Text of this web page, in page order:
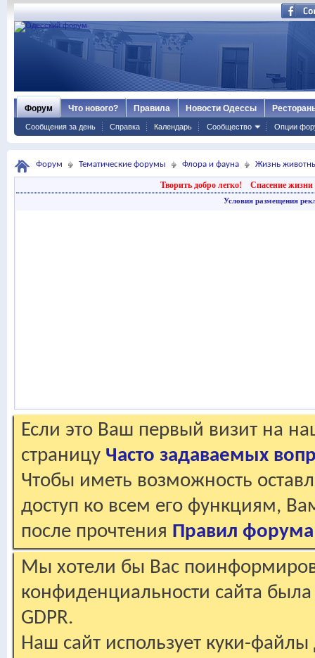
Форум
Сообщения за день Справка Календарь Сообщество Опции
Что нового? Правила Новости Одессы
Форум Тематические форумы Флора и фауна Жизнь
Творить добро легко! Спасение жизни
Условия размещения
Если это Ваш первый визит на
страницу Часто задаваемых
Чтобы иметь возможность
доступ ко всем его функциям,
после прочтения Правил форума
Мы хотели бы Вас
конфиденциальности сайта
GDPR.
Наш сайт использует куки-файлы